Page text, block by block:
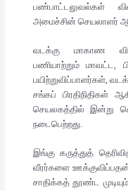
பண்பாட்டலுவல்கள்
அமைச்சின் செயலாளர்
வடக்கு மாகாண
பணியாற்றும் மாவட்ட,
பயிற்றுவிப்பாளர்கள்,
சங்கப் பிரதிநிதிகள்
செயலகத்தில் இன்று
நடைபெற்றது.
இங்கு கருத்துத்
வீரர்களை
சாதிக்கத் தூண்ட